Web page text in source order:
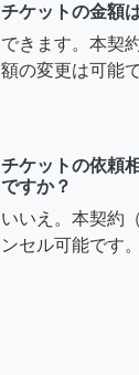
チケットの金額
できます。本契
額の変更は可能で
チケットの依頼
ですか？
いいえ。本契約
ンセル可能です。